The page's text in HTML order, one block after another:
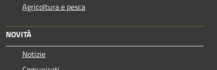
Agricoltura e pesca
NOVITÀ
Notizie